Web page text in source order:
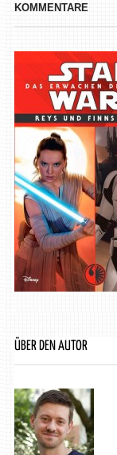
KOMMENTARE
ÜBER DEN AUTOR